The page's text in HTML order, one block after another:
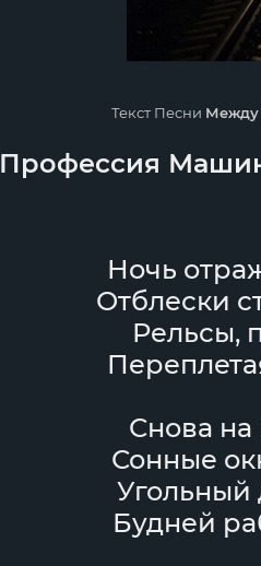
Текст Песни Между
Профессия
Ночь
Отблески
Рельсы,
Снова на
Сонные
Угольный
Будней